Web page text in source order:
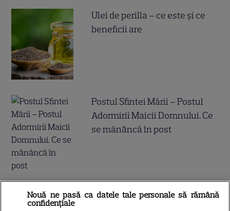
Ulei de perilla – ce este și ce
beneficii are
Postul Sfintei Mării – Postul
Adormirii Maicii Domnului. Ce
se mănâncă în post
Ce vase de gătit îți trebuie
Nouă ne pasă ca datele tale personale să rămână
confidențiale